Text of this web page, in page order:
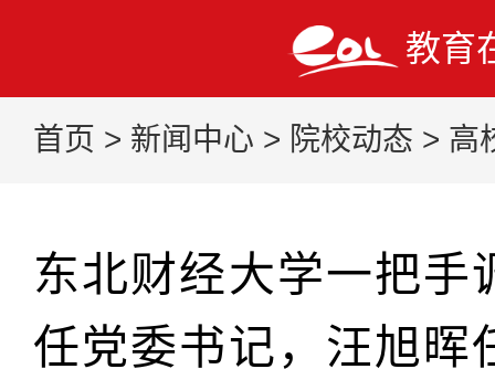
教育
首页 > 新闻中心 > 院校动态 > 高
东北财经大学一把手
任党委书记，汪旭晖